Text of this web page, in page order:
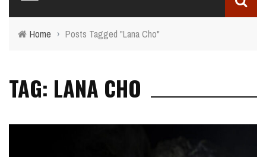
Home › Posts Tagged "Lana Cho"
TAG: LANA CHO